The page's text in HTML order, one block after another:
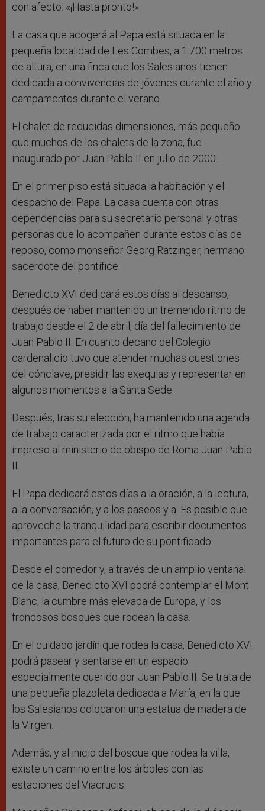
con afecto: «¡Hasta pronto!».
La casa que acogerá al Papa está situada en la
pequeña localidad de Les Combes, a 1.700 metros
de altura, en una finca que los Salesianos tienen
dedicada a convivencias de jóvenes durante el año y
campamentos durante el verano.
El chalet de reducidas dimensiones, más pequeño
que muchos de los chalets de la zona, fue
inaugurado por Juan Pablo II en julio de 2000.
En el primer piso está situada la habitación y el
despacho del Papa. La casa cuenta con otras
dependencias para su secretario personal y otras
personas que lo acompañen durante estos días de
reposo, como monseñor Georg Ratzinger, hermano
sacerdote del pontífice.
Benedicto XVI dedicará estos días al descanso,
después de haber mantenido un tremendo ritmo de
trabajo desde el 2 de abril, día del fallecimiento de
Juan Pablo II. En cuanto decano del Colegio
cardenalicio tuvo que atender muchas cuestiones
del cónclave, presidir las exequias y representar en
algunos momentos a la Santa Sede.
Después, tras su elección, ha mantenido una agenda
de trabajo caracterizada por el ritmo que había
impreso al ministerio de obispo de Roma Juan Pablo
II.
El Papa dedicará estos días a la oración, a la lectura,
a la conversación, y a los paseos y a. Es posible que
aproveche la tranquilidad para escribir documentos
importantes para el futuro de su pontificado.
Desde el comedor y, a través de un amplio ventanal
de la casa, Benedicto XVI podrá contemplar el Mont
Blanc, la cumbre más elevada de Europa, y los
frondosos bosques que rodean la casa.
En el cuidado jardín que rodea la casa, Benedicto XVI
podrá pasear y sentarse en un espacio
especialmente querido por Juan Pablo II. Se trata de
una pequeña plazoleta dedicada a María, en la que
los Salesianos colocaron una estatua de madera de
la Virgen.
Además, y al inicio del bosque que rodea la villa,
existe un camino entre los árboles con las
estaciones del Viacrucis.